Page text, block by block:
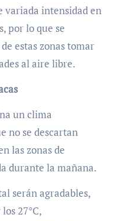
variada intensidad en
por lo que se
estas zonas tomar
al aire libre.
un clima
no se descartan
las zonas de
durante la mañana.
serán agradables,
27°C,